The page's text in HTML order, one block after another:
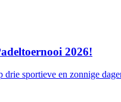
2026!
sportieve en zonnige